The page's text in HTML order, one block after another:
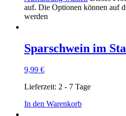
auf. Die Optionen können auf
werden
Sparschwein im
9,99 €
Lieferzeit: 2 - 7 Tage
In den Warenkorb